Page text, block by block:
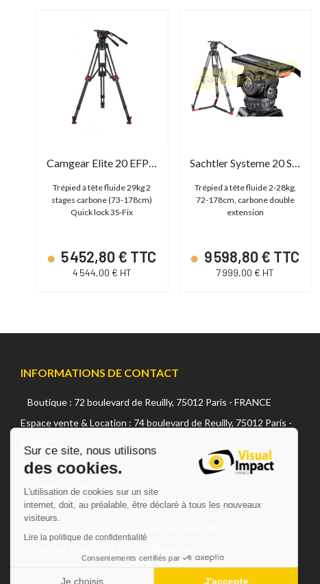
Camgear Elite 20 EFP MS CF
Trépied à tête fluide 29kg 2
stages carbone (73-178cm)
Quick lock 3S-Fix
5 452,80 € TTC
4 544,00 € HT
Sachtler Systeme 20 S1 HD CF
Trépied à tête fluide 2-28kg,
72-178cm, carbone double
extension
9 598,80 € TTC
7 999,00 € HT
INFORMATIONS DE CONTACT
Boutique : 72 boulevard de Reuilly, 75012 Paris - FRANCE
Espace vente & Location : 74 boulevard de Reuilly, 75012 Paris -
+33 (0) 1 42 22 02 05
sales@visualsfrance.com
Matin : de 10h à 12h15 (sauf vendredi 12h)
Sur ce site, nous utilisons
des cookies.
L'utilisation de cookies sur un site
internet, doit, au préalable, être déclaré à tous les nouveaux
visiteurs.
Lire la politique de confidentialité
Consentements certifiés par
Je choisis J'accepte